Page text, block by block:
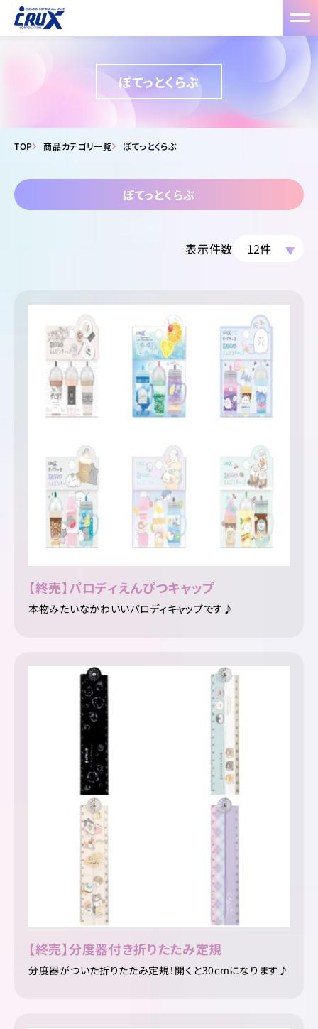
ぽてっとくらぶ
TOP 商品カテゴリ一覧 ぽてっとくらぶ
ぽてっとくらぶ
表示件数
【終売】パロディえんぴつキャップ
本物みたいなかわいいパロディキャップです♪
【終売】分度器付き折りたたみ定規
分度器がついた折りたたみ定規！開くと30cmになります♪